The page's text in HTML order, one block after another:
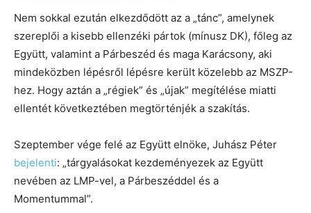
Nem sokkal ezután elkezdődött az a „tánc”, amelynek
szereplői a kisebb ellenzéki pártok (mínusz DK), főleg az
Együtt, valamint a Párbeszéd és maga Karácsony, aki
mindeközben lépésről lépésre került közelebb az MSZP-
hez. Hogy aztán a „régiek” és „újak” megítélése miatti
ellentét következtében megtörténjék a szakítás.
Szeptember vége felé az Együtt elnöke, Juhász Péter
bejelenti: „tárgyalásokat kezdeményezek az Együtt
nevében az LMP-vel, a Párbeszéddel és a
Momentummal”.